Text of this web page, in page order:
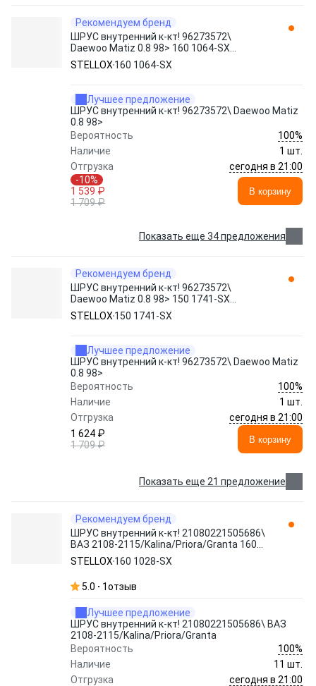
Рекомендуем бренд
ШРУС внутренний к-кт! 96273572\
Daewoo Matiz 0.8 98> 160 1064-SX
STELLOX
STELLOX 160 1064-SX
Лучшее предложение
ШРУС внутренний к-кт! 96273572\ Daewoo Matiz
0.8 98>
Вероятность
100%
Наличие
1 шт.
Отгрузка
сегодня в 21:00
-10%
1 539 ₽
1 709 ₽
В корзину
Показать еще 34 предложения
Рекомендуем бренд
ШРУС внутренний к-кт! 96273572\
Daewoo Matiz 0.8 98> 150 1741-SX
STELLOX
STELLOX 150 1741-SX
Лучшее предложение
ШРУС внутренний к-кт! 96273572\ Daewoo Matiz
0.8 98>
Вероятность
100%
Наличие
1 шт.
Отгрузка
сегодня в 21:00
1 624 ₽
1 709 ₽
В корзину
Показать еще 21 предложение
Рекомендуем бренд
ШРУС внутренний к-кт! 21080221505686\
ВАЗ 2108-2115/Kalina/Priora/Granta 160
1028-SX STELLOX
STELLOX 160 1028-SX
5.0 1отзыв
Лучшее предложение
ШРУС внутренний к-кт! 21080221505686\ ВАЗ
2108-2115/Kalina/Priora/Granta
Вероятность
100%
Наличие
11 шт.
Отгрузка
сегодня в 21:00